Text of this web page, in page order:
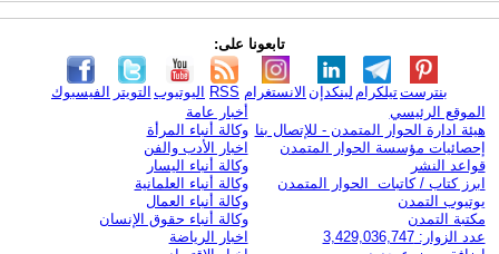
تابعونا على:
الفيسبوك التويتر اليوتيوب RSS الانستغرام لينكدإن تيلكرامبنترست
الموقع الرئيسي
هيئة ادارة الحوار المتمدن - للإتصال بنا
إحصائيات مؤسسة الحوار المتمدن
قواعد النشر
ابرز كتاب / كاتبات الحوار المتمدن
يوتيوب التمدن
مكتبة التمدن
عدد الزوار: 3,429,036,747
أخبار عامة
وكالة أنباء المرأة
اخبار الأدب والفن
وكالة أنباء اليسار
وكالة أنباء العلمانية
وكالة أنباء العمال
وكالة أنباء حقوق الإنسان
اخبار الرياضة